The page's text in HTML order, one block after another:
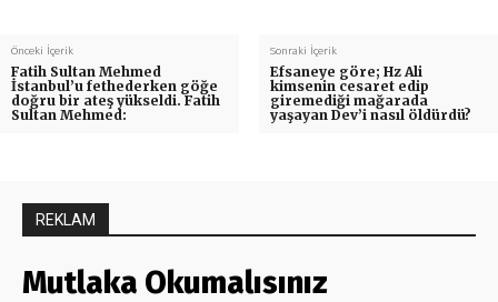
Önceki İçerik
Fatih Sultan Mehmed
İstanbul’u fethederken göğe
doğru bir ateş yükseldi. Fatih
Sultan Mehmed:
Sonraki İçerik
Efsaneye göre; Hz Ali
kimsenin cesaret edip
giremediği mağarada
yaşayan Dev’i nasıl öldürdü?
REKLAM
Mutlaka Okumalısınız